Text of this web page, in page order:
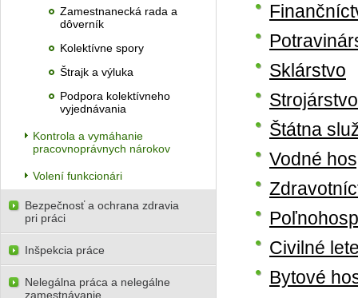
Sklárstvo
Strojárstvo
Štátna
Vodné
Civilné
Bytové
Zamestnanecká rada a
dôverník
Kolektívne spory
Štrajk a výluka
Podpora kolektívneho
vyjednávania
Kontrola a vymáhanie
pracovnoprávnych nárokov
Volení funkcionári
Bezpečnosť a ochrana zdravia
pri práci
Inšpekcia práce
Nelegálna práca a nelegálne
zamestnávanie